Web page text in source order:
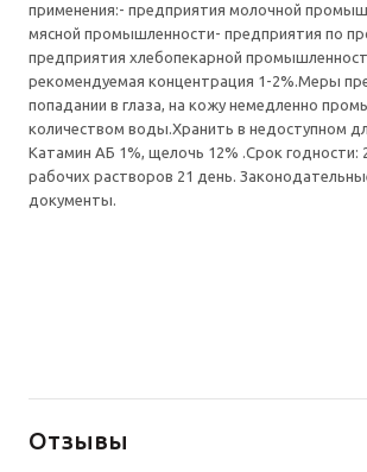
применения:- предприятия молочной
мясной промышленности- предприятия по
предприятия хлебопекарной
рекомендуемая концентрация 1-2%.Меры
попадании в глаза, на кожу немедленно
количеством воды.Хранить в недоступном
Катамин АБ 1%, щелочь 12% .Срок годности:
рабочих растворов 21 день.
документы.
Отзывы